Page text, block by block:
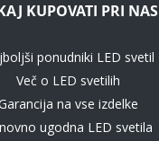
KUPOVATI PRI NAS
ponudniki LED svetil
Več o LED svetilih
na vse izdelke
ugodna LED svetila